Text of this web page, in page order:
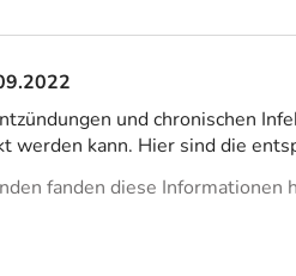
und chronischen
werden kann. Hier sind die
fanden diese Informationen